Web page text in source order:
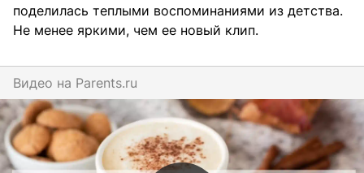
поделилась теплыми воспоминаниями из детства.
Не менее яркими, чем ее новый клип.
Видео на parents.ru